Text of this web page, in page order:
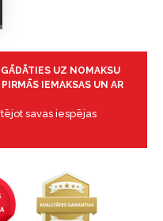
UZ NOMAKSU
IEMAKSAS UN AR
savas iespējas